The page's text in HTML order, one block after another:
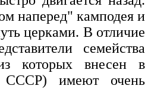
наперед" камподея и
церками. В отличие
семейства
которых внесен в
СССР) имеют очень